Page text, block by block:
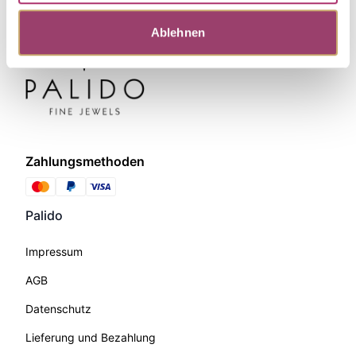
Ablehnen
Zahlungsmethoden
Palido
Impressum
AGB
Datenschutz
Lieferung und Bezahlung